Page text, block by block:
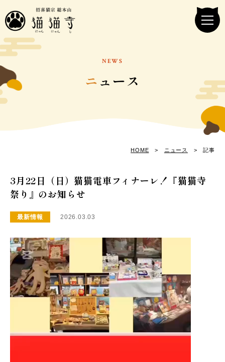
NEWS
ニ ュース
HOME > ニュース > 記事
3月22日（日）猫猫電車フィナーレ！『猫猫寺
祭り』のお知らせ
最新情報 2026.03.03
動
画
プ
レ
ヤ
ー